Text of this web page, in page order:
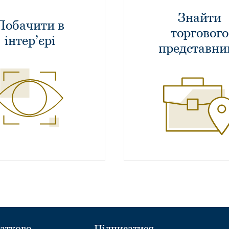
в
інтер’єрі
Знайти
торгового